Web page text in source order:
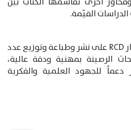
القيّمة.
يعمل مركز الرافدين للحوار RCD على نشر وطباعة وتوزيع عدد
الرصينة بمهنية ودقة عالية،
للجهود العلمية والفكرية